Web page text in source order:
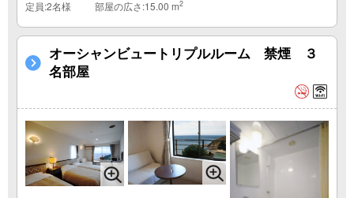
定員:2名様 部屋の広さ:15.00 m2
オーシャンビュートリプルルーム 禁煙 ３
名部屋